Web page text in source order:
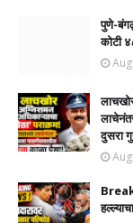
पुणे-
कोटी
दुसरा